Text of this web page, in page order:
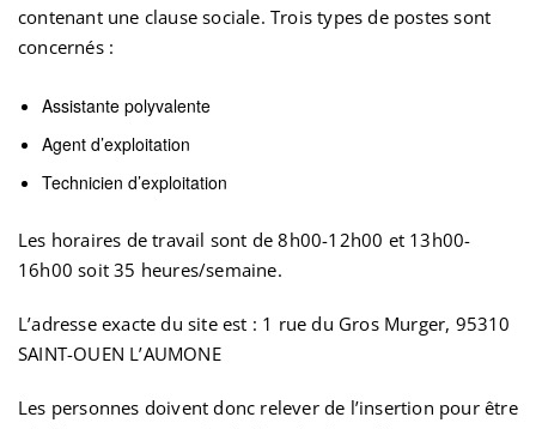
contenant une clause sociale. Trois types de postes sont
concernés :
Assistante polyvalente
Agent d’exploitation
Technicien d’exploitation
Les horaires de travail sont de 8h00-12h00 et 13h00-
16h00 soit 35 heures/semaine.
L’adresse exacte du site est : 1 rue du Gros Murger, 95310
SAINT-OUEN L’AUMONE
Les personnes doivent donc relever de l’insertion pour être